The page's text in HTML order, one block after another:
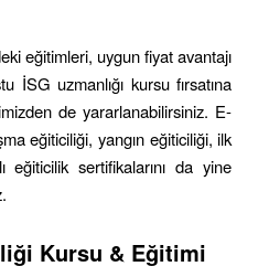
eğitimleri, uygun fiyat avantajı
İSG uzmanlığı kursu fırsatına
de yararlanabilirsiniz. E-
eğiticiliği, yangın eğiticiliği, ilk
eğiticilik sertifikalarını da yine
Kursu & Eğitimi